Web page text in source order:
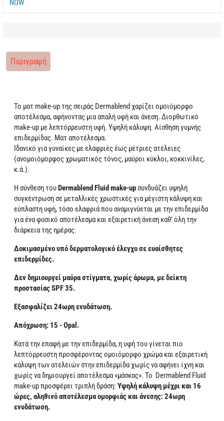
Περιγραφή
Το ματ make-up της σειράς Dermablend χαρίζει ομοιόμορφο
αποτέλεσμα, αφήνοντας μια απαλή υφή και άνεση. Διορθωτικό
make-up με λεπτόρρευστη υφή. Υψηλή κάλυψη. Αίσθηση γυμνής
επιδερμίδας. Ματ αποτέλεσμα.
Ιδανικό για γυναίκες με ελαφριές έως μέτριες ατέλειες
(ανομοιόμορφος χρωματικός τόνος, μαύροι κύκλοι, κοκκινίλες,
κ.ά.).
Η σύνθεση τουDermablend Fluid make-upσυνδυάζει υψηλή
συγκέντρωση σε μεταλλικές χρωστικές για μέγιστη κάλυψη και
εύπλαστη υφή, τόσο ελαφριά που αναμιγνύεται με την επιδερμίδα
για ένα φυσικό αποτέλεσμα και εξαιρετική άνεση καθ’ όλη την
διάρκεια της ημέρας.
Δοκιμασμένο υπό δερματολογικό έλεγχο σε ευαίσθητες
επιδερμίδες.
Δεν δημιουργεί μαύρα στίγματα, χωρίς άρωμα, με δείκτη
προστασίας SPF 35.
Εξασφαλίζει 24ωρη ενυδάτωση.
Απόχρωση: 15 - Opal.
Κατά την επαφή με την επιδερμίδα, η υφή του γίνεται πιο
λεπτόρρευστη προσφέροντας ομοιόμορφο χρώμα και εξαιρετική
κάλυψη των ατελειών στην επιδερμίδα χωρίς να αφήνει ίχνη και
χωρίς να δημιουργεί αποτέλεσμα «μάσκας». Το Dermablend Fluid
make-up προσφέρει τριπλή δράση: Υψηλή κάλυψη μέχρι και 16
ώρες, αληθινό αποτέλεσμα ομορφιάς και άνεσης: 24ωρη
ενυδάτωση.